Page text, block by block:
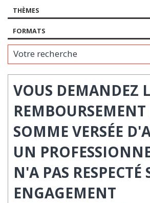
THÈMES
FORMATS
Votre recherche
VOUS DEMANDEZ
REMBOURSEMENT
SOMME VERSÉE
UN
N'A PAS RESPECTÉ
ENGAGEMENT